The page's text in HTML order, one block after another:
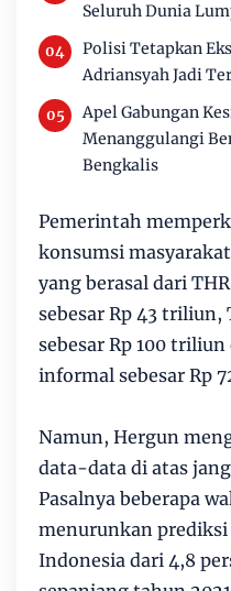
Seluruh Dunia
Polisi Tetapkan
Adriansyah Jadi
Apel Gabungan
Menanggulangi
Bengkalis
Pemerintah
konsumsi
yang berasal dari
sebesar Rp 43 triliun,
sebesar Rp 100
informal sebesar Rp
Namun, Hergun
data-data di atas
Pasalnya beberapa
menurunkan
Indonesia dari 4,8